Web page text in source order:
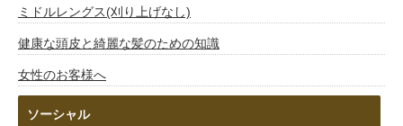
ミドルレングス(刈り上げなし)
健康な頭皮と綺麗な髪のための知識
女性のお客様へ
ソーシャル